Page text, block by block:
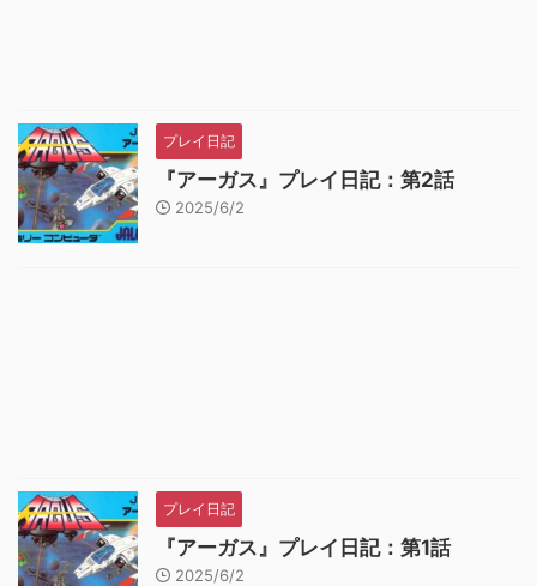
プレイ日記
『アーガス』プレイ日記：第2話
2025/6/2
プレイ日記
『アーガス』プレイ日記：第1話
2025/6/2